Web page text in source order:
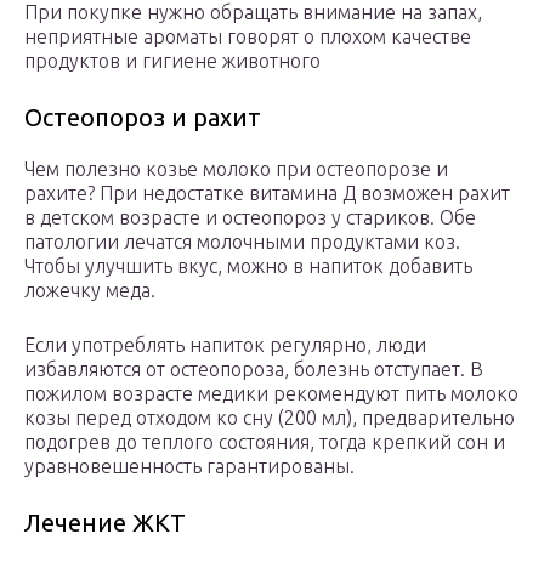
При покупке нужно обращать внимание на запах,
неприятные ароматы говорят о плохом качестве
продуктов и гигиене животного
Остеопороз и рахит
Чем полезно козье молоко при остеопорозе и
рахите? При недостатке витамина Д возможен рахит
в детском возрасте и остеопороз у стариков. Обе
патологии лечатся молочными продуктами коз.
Чтобы улучшить вкус, можно в напиток добавить
ложечку меда.
Если употреблять напиток регулярно, люди
избавляются от остеопороза, болезнь отступает. В
пожилом возрасте медики рекомендуют пить молоко
козы перед отходом ко сну (200 мл), предварительно
подогрев до теплого состояния, тогда крепкий сон и
уравновешенность гарантированы.
Лечение ЖКТ